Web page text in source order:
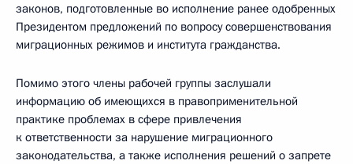
законов, подготовленные во исполнение ранее одобренных
Президентом предложений по вопросу совершенствования
миграционных режимов и института гражданства.
Помимо этого члены рабочей группы заслушали
информацию об имеющихся в правоприменительной
практике проблемах в сфере привлечения
к ответственности за нарушение миграционного
законодательства, а также исполнения решений о запрете